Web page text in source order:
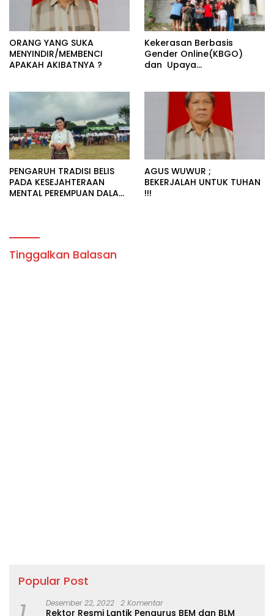
ORANG YANG SUKA
MENYINDIR/MEMBENCI
APAKAH AKIBATNYA ?
Kekerasan Berbasis
Gender Online(KBGO)
dan Upaya
PENGARUH TRADISI BELIS
PADA KESEJAHTERAAN
MENTAL PEREMPUAN DALAM
AGUS WUWUR ;
BEKERJALAH UNTUK TUHAN
!!!
Tinggalkan Balasan
Popular Post
Desember 22, 2022 2 Komentar
Rektor Resmi Lantik Pengurus BEM dan BLM